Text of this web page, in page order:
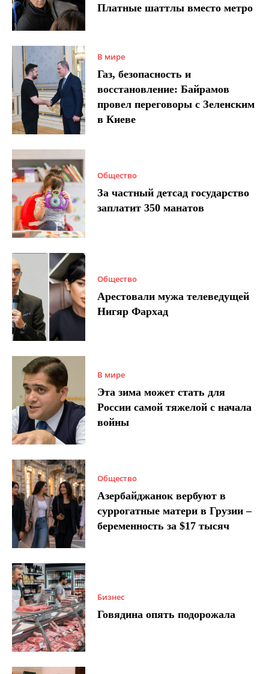
Платные шаттлы вместо метро
В мире
Газ, безопасность и
восстановление: Байрамов
провел переговоры с Зеленским
в Киеве
Общество
За частный детсад государство
заплатит 350 манатов
Общество
Арестовали мужа телеведущей
Нигяр Фархад
В мире
Эта зима может стать для
России самой тяжелой с начала
войны
Общество
Азербайджанок вербуют в
суррогатные матери в Грузии –
беременность за $17 тысяч
Бизнес
Говядина опять подорожала